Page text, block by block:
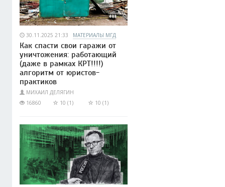
30.11.2025 21:33 МАТЕРИАЛЫ МГД
Как спасти свои гаражи от
уничтожения: работающий
(даже в рамках КРТ!!!!)
алгоритм от юристов-
практиков
МИХАИЛ ДЕЛЯГИН
16860
10 (1) 10 (1)